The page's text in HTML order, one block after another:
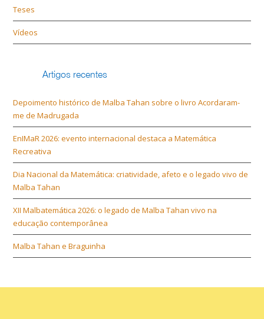
Teses
Vídeos
Artigos recentes
Depoimento histórico de Malba Tahan sobre o livro Acordaram-
me de Madrugada
EnIMaR 2026: evento internacional destaca a Matemática
Recreativa
Dia Nacional da Matemática: criatividade, afeto e o legado vivo de
Malba Tahan
XII Malbatemática 2026: o legado de Malba Tahan vivo na
educação contemporânea
Malba Tahan e Braguinha